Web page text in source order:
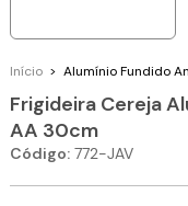
Início > Alumínio Fundido
Frigideira Cereja
AA 30cm
Código: 772-JAV